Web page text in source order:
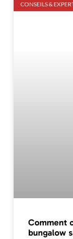
CONSEILS &
Comment
bungalow